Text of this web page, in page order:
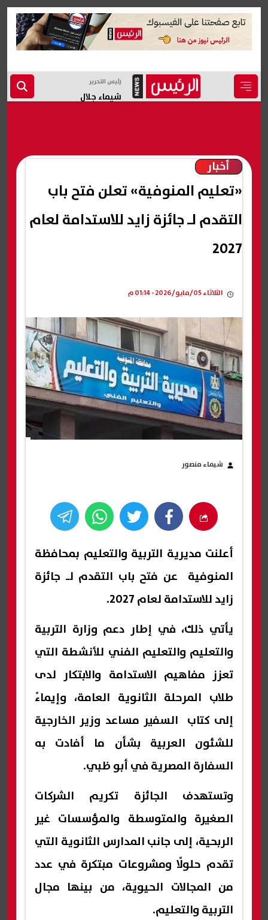
رئيس التحرير
شيماء جلال
أخبار
«تعليم المنوفية» تعلن فتح باب
التقدم لـ جائزة زايد للاستدامة لعام
2027
الثلاثاء 05/مايو/2026 - 01:14 م
شيماء منصور
أعلنت مديرية التربية والتعليم بمحافظة
المنوفية عن فتح باب التقدم لـ جائزة
زايد للاستدامة لعام 2027.
يأتي ذلك، في إطار دعم وزارة التربية
والتعليم والتعليم الفني للأنشطة التي
تعزز مفاهيم الاستدامة والابتكار لدى
طلاب المرحلة الثانوية العامة، وإيماءً
إلى كتاب السفير مساعد وزير الخارجية
للشئون العربية بشأن ما أفادت به
السفارة المصرية في أبو ظبي.
وتستهدف الجائزة تكريم الشركات
الصغيرة والمتوسطة والمؤسسات غير
الربحية، إلى جانب المدارس الثانوية التي
تقدم حلولًا ومشروعات مبتكرة في عدد
من المجالات الحيوية، من بينها مجال
التربية والتعليم.